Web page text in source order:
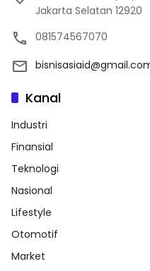
Jakarta Selatan 12920
081574567070
Kanal
Industri
Finansial
Teknologi
Nasional
Lifestyle
Otomotif
Market